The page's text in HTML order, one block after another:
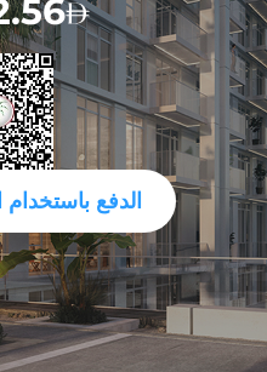
الدفع